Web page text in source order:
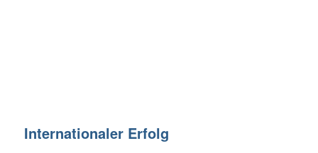
Internationaler Erfolg